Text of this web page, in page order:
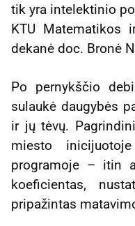
tik yra intelektinio
KTU Matematikos
dekanė doc. Bronė
Po pernykščio
sulaukė daugybės
ir jų tėvų.
miesto
programoje – itin
koeficientas,
pripažintas